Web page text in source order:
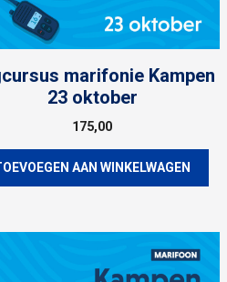
marifonie Kampen
23 oktober
175,00
AAN WINKELWAGEN